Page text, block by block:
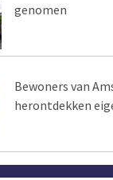
genomen
Bewoners van
herontdekken